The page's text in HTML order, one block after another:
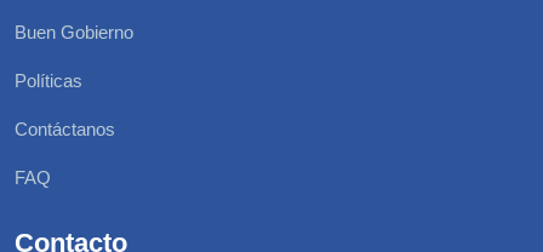
Buen Gobierno
Políticas
Contáctanos
FAQ
Contacto